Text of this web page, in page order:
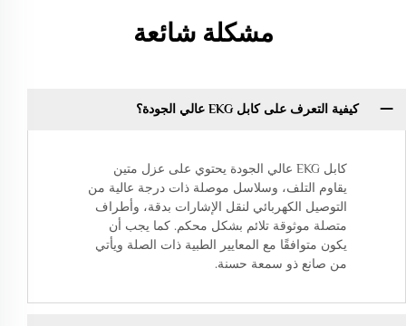
مشكلة شائعة
كيفية التعرف على كابل EKG عالي الجودة؟
كابل EKG عالي الجودة يحتوي على عزل متين
يقاوم التلف، وسلاسل موصلة ذات درجة عالية من
التوصيل الكهربائي لنقل الإشارات بدقة، وأطراف
متصلة موثوقة تلائم بشكل محكم. كما يجب أن
يكون متوافقًا مع المعايير الطبية ذات الصلة ويأتي
من صانع ذو سمعة حسنة.